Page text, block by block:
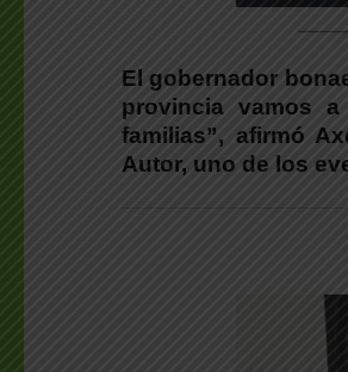
El gobernador
provincia vamos
familias”, afirmó
Autor, uno de los